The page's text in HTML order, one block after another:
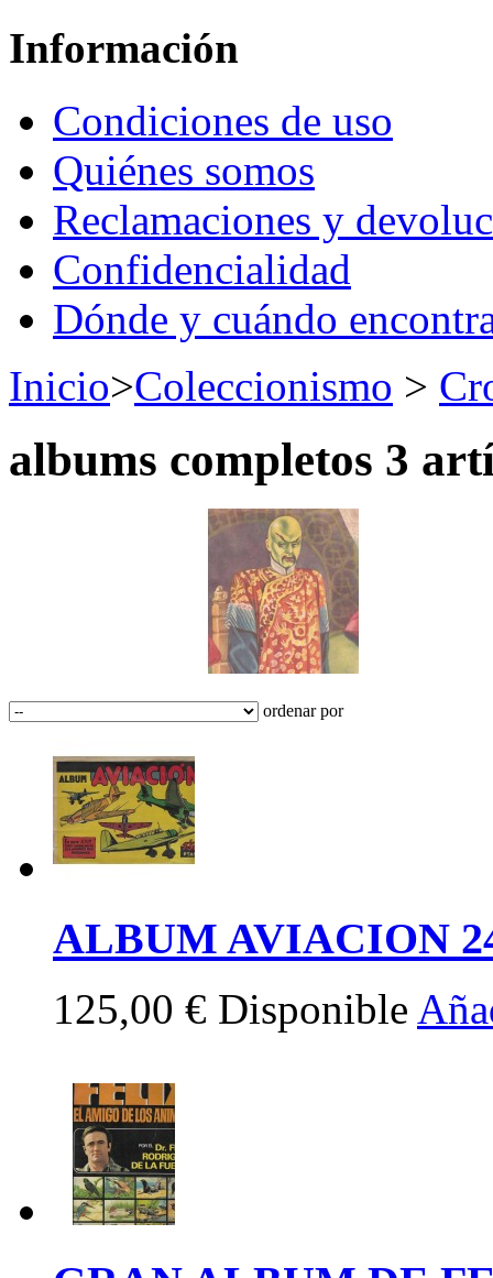
Información
Condiciones de uso
Quiénes somos
Reclamaciones y
Confidencialidad
Dónde y cuándo
Inicio>Coleccionismo >
albums completos 3
ordenar por
ALBUM AVIACION
125,00 € Disponible